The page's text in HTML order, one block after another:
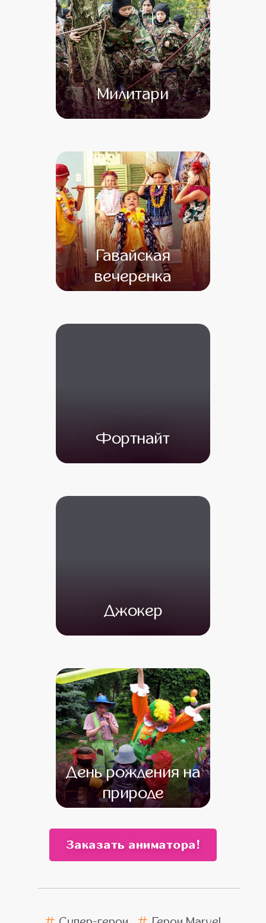
Милитари
Гавайская
вечеренка
Фортнайт
Джокер
День рождения на
природе
Заказать аниматора!